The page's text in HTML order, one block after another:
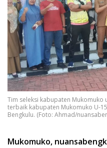
Tim seleksi kabupaten Mukomuko
terbaik kabupaten Mukomuko U-
Bengkulu. (Foto: Ahmad/
Mukomuko,